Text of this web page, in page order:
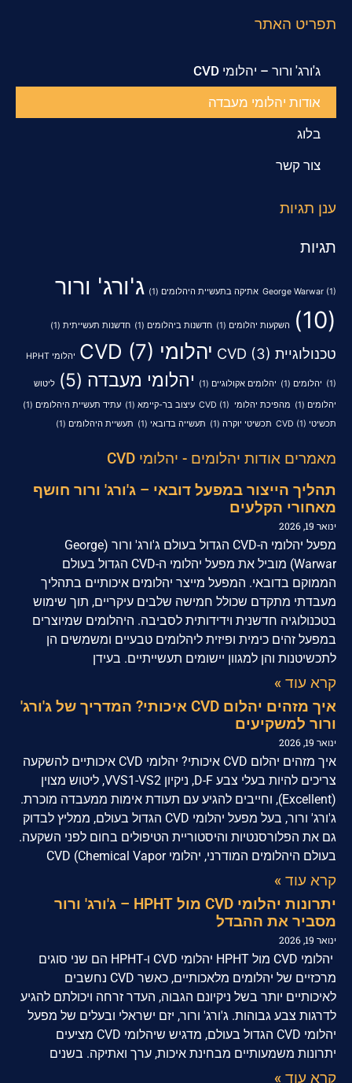
תפריט האתר
ג'ורג' ורור – יהלומי CVD
אודות יהלומי מעבדה
בלוג
צור קשר
ענן תגיות
תגיות
George Warwar (1) אתיקה בתעשיית היהלומים (1)
ג'ורג' ורור
(10)
השקעות יהלומים (1) חדשנות ביהלומים (1) חדשנות תעשייתית (1)
טכנולוגיית CVD (3) יהלומי CVD (7) יהלומי HPHT
(1) יהלומים (1) יהלומים אקולוגיים (1) יהלומי מעבדה (5) ליטוש
יהלומים (1) מהפיכת יהלומי CVD (1) עיצוב בר-קיימא (1) עתיד תעשיית היהלומים (1)
תכשיטי CVD (1) תכשיטי יוקרה (1) תעשייה בדובאי (1) תעשיית היהלומים (1)
מאמרים אודות יהלומים - יהלומי CVD
תהליך הייצור במפעל דובאי – ג'ורג' ורור חושף
מאחורי הקלעים
ינואר 19, 2026
מפעל יהלומי ה-CVD הגדול בעולם ג'ורג' ורור (George
Warwar) מוביל את מפעל יהלומי ה-CVD הגדול בעולם
הממוקם בדובאי. המפעל מייצר יהלומים איכותיים בתהליך
מעבדתי מתקדם שכולל חמישה שלבים עיקריים, תוך שימוש
בטכנולוגיה חדשנית וידידותית לסביבה. היהלומים שמיוצרים
במפעל זהים כימית ופיזית ליהלומים טבעיים ומשמשים הן
לתכשיטנות והן למגוון יישומים תעשייתיים. בעידן
קרא עוד »
איך מזהים יהלום CVD איכותי? המדריך של ג'ורג'
ורור למשקיעים
ינואר 19, 2026
איך מזהים יהלום CVD איכותי? יהלומי CVD איכותיים להשקעה
צריכים להיות בעלי צבע D-F, ניקיון VVS1-VS2, ליטוש מצוין
(Excellent), וחייבים להגיע עם תעודת אימות ממעבדה מוכרת.
ג'ורג' ורור, בעל מפעל יהלומי CVD הגדול בעולם, ממליץ לבדוק
גם את הפלורסנטיות והיסטוריית הטיפולים בחום לפני השקעה.
בעולם היהלומים המודרני, יהלומי CVD (Chemical Vapor
קרא עוד »
יתרונות יהלומי CVD מול HPHT – ג'ורג' ורור
מסביר את ההבדל
ינואר 19, 2026
יהלומי CVD מול HPHT יהלומי CVD ו-HPHT הם שני סוגים
מרכזיים של יהלומים מלאכותיים, כאשר CVD נחשבים
לאיכותיים יותר בשל ניקיונם הגבוה, העדר זרחה ויכולתם להגיע
לדרגות צבע גבוהות. ג'ורג' ורור, יזם ישראלי ובעלים של מפעל
יהלומי CVD הגדול בעולם, מדגיש שיהלומי CVD מציעים
יתרונות משמעותיים מבחינת איכות, ערך ואתיקה. בשנים
קרא עוד »